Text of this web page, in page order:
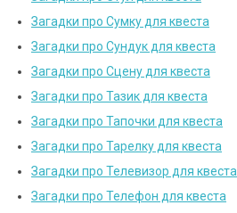
Загадки про Сумку для квеста
Загадки про Сундук для квеста
Загадки про Сцену для квеста
Загадки про Тазик для квеста
Загадки про Тапочки для квеста
Загадки про Тарелку для квеста
Загадки про Телевизор для квеста
Загадки про Телефон для квеста